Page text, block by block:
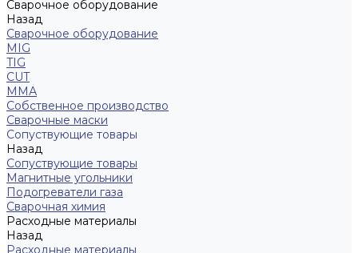
Сварочное оборудование
Назад
Сварочное оборудование
MIG
TIG
CUT
ММА
Собственное производство
Сварочные маски
Сопуствующие товары
Назад
Сопуствующие товары
Магнитные угольники
Подогреватели газа
Сварочная химия
Расходные материалы
Назад
Расходные материалы